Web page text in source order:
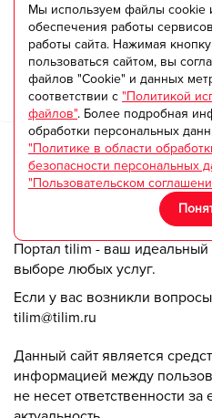
Отправить сообщение
Общая посещаемость
124
Портал tilim - ваш
выборе любых услуг.
Если у вас возникли
tilim@tilim.ru
Данный сайт является
информацией между
не несет ответственности за
Мы используем файлы cookie
обеспечения работы
работы сайта. Нажимая
пользоваться сайтом, вы
файлов "Cookie" и данных
соответствии с "Политикой
файлов". Более подробная
обработки персональных
"Политике в области
безопасности персональных
"Пользовательском